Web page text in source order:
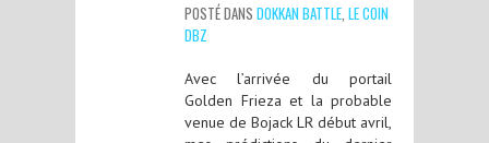
POSTÉ DANS DOKKAN BATTLE LE COIN
DBZ
Avec l’arrivée du portail
Golden Frieza et la probable
venue de Bojack LR début avril,